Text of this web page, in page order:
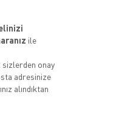
ile
sizlerden onay
adresinize
alındıktan